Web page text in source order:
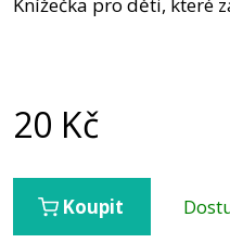
20 Kč
Koupit